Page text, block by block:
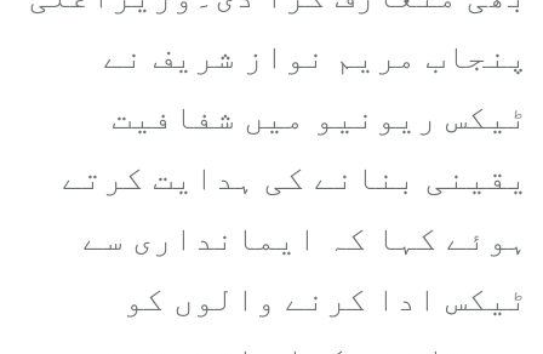
پنجاب مریم نواز شریف نے
ٹیکس ریونیو میں شفافیت
یقینی بنانے کی ہدایت کرتے
ہوئے کہا کہ ایمانداری سے
ٹیکس ادا کرنے والوں کو